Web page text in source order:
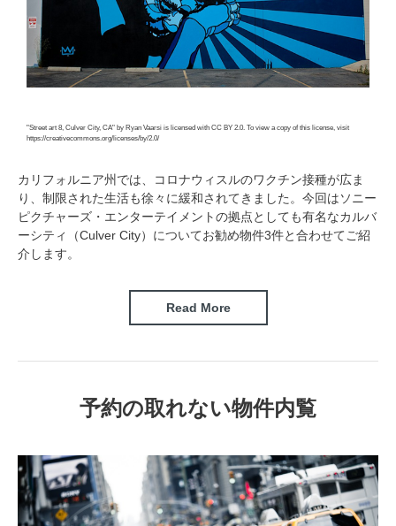
"Street art 8, Culver City, CA" by Ryan Vaarsi is licensed with CC BY 2.0. To view a copy of this license, visit
https://creativecommons.org/licenses/by/2.0/
カリフォルニア州では、コロナウィスルのワクチン接種が広ま
り、制限された生活も徐々に緩和されてきました。今回はソニー
ピクチャーズ・エンターテイメントの拠点としても有名なカルバ
ーシティ（Culver City）についてお勧め物件3件と合わせてご紹
介します。
Read More
予約の取れない物件内覧